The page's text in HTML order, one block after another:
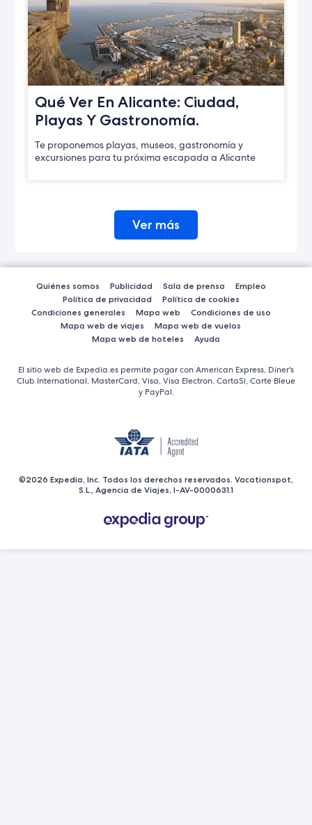
Qué Ver En Alicante: Ciudad,
Playas Y Gastronomía.
Te proponemos playas, museos, gastronomía y
excursiones para tu próxima escapada a Alicante
Ver más
Quiénes somos Publicidad Sala de prensa
Empleo
Política de privacidad
Política de cookies
Condiciones generales
Mapa web
Condiciones de uso
Mapa web de viajes
Mapa web de vuelos
Mapa web de hoteles
Ayuda
El sitio web de Expedia.es permite pagar con American Express, Diner's
Club International, MasterCard, Visa, Visa Electron, CartaSi, Carte Bleue
y PayPal.
©2026 Expedia, Inc. Todos los derechos reservados. Vacationspot,
S.L., Agencia de Viajes, I-AV-0000631.1